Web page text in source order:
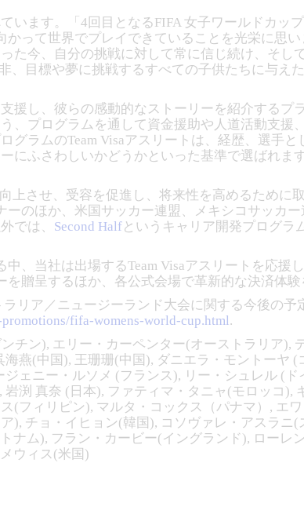
ます。「4回目となるFIFA 女子ワールドカップ
って世界でプレイできていることを光栄に思
た今、自分の挑戦に対して常に信じ続け、そし
目標や夢に挑戦するすべての子供たちに与えた
援し、彼らの感動的なストーリーを紹介するプ
、プログラムを通して資金援助や人道活動支援
ラムのTeam Visaアスリートは、経歴、選手と
にふさわしいかどうかといった基準で選ばれます
上させ、受容を促進し、将来性を高めるために
のほか、米国サッカー連盟、メキシコサッカ
では、 Second Halfというキャリア開発プログラ
、当社は出場するTeam Visaアスリートを応援
を贈呈するほか、各公式会場で革新的な決済体験
リア／ニュージーランド大会に関する今後の
fifa-womens-world-cup.html.
チン), エリー・カーペンター(オーストラリア),
燕(中国), 王珊珊(中国), ダニエラ・モントーヤ (
ェニー・ルソメ (フランス), リー・シュレル (ド
渕 真奈 (日本), ファティマ・タニャ(モロッコ),
(フィリピン), マルタ・コックス（パナマ）, エ
), チョ・イヒョン(韓国), コソヴァレ・アスラニ
ナム), フラン・カービー(イングランド), ローレ
ウィス(米国)